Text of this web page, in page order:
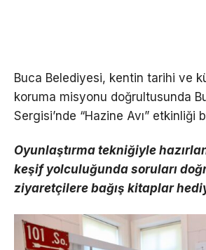
Buca Belediyesi, kentin tarihi ve
koruma misyonu doğrultusunda
Sergisi’nde “Hazine Avı” etkinliği
Oyunlaştırma tekniğiyle
keşif yolculuğunda soruları
ziyaretçilere bağış kitaplar